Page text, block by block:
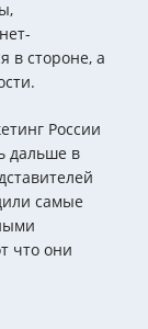
в стороне, а
России
дальше в
самые
что они